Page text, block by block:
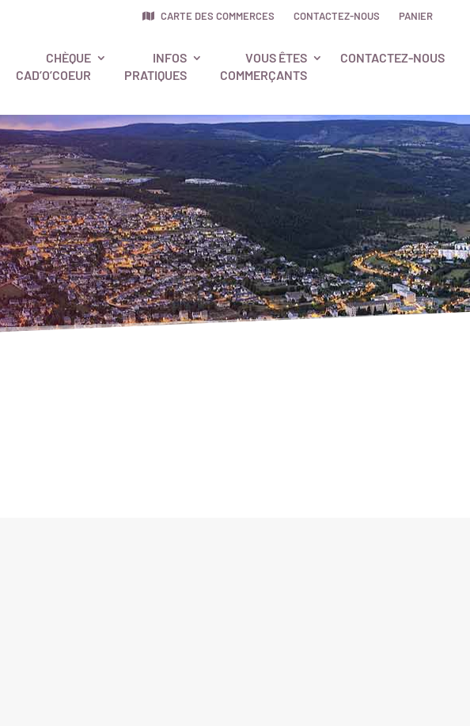
CARTE DES COMMERCES CONTACTEZ-NOUS PANIER
CHÈQUE
CAD’O’COEUR
INFOS
PRATIQUES
VOUS ÊTES
COMMERÇANTS
CONTACTEZ-NOUS